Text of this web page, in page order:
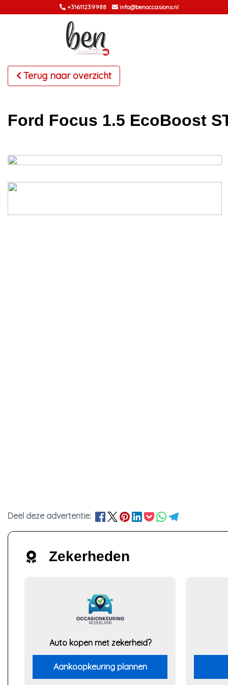
+31611239988 info@benoccasions.nl
Terug naar overzicht
Ford Focus 1.5 EcoBoost
Deel deze advertentie:
Zekerheden
Auto kopen met zekerheid?
Aankoopkeuring plannen